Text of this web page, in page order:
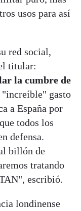
usos para así
red social,
titular:
la cumbre de
gasto
a España por
todos los
defensa.
billón de
tratando
escribió.
londinense